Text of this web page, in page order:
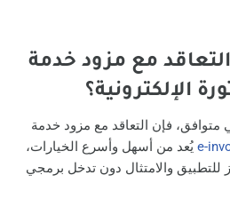
مع مزود خدمة
الإلكترونية؟
متوافق، فإن التعاقد مع مزود خدمة
e- يُعد من أسهل وأسرع الخيارات،
والامتثال دون تدخل برمجي